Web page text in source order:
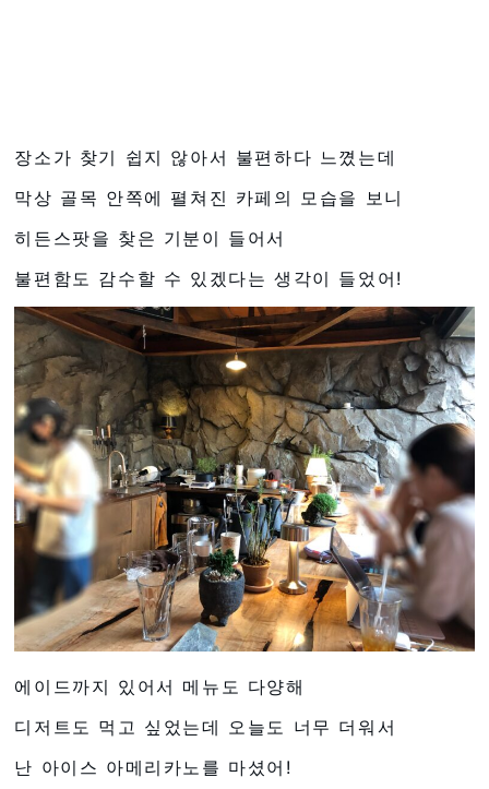
장소가 찾기 쉽지 않아서 불편하다 느꼈는데
막상 골목 안쪽에 펼쳐진 카페의 모습을 보니
히든스팟을 찾은 기분이 들어서
불편함도 감수할 수 있겠다는 생각이 들었어!
에이드까지 있어서 메뉴도 다양해
디저트도 먹고 싶었는데 오늘도 너무 더워서
난 아이스 아메리카노를 마셨어!